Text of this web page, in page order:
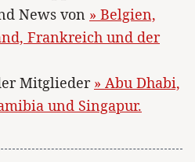
News von » Belgien,
Frankreich und der
Mitglieder » Abu Dhabi,
und Singapur.